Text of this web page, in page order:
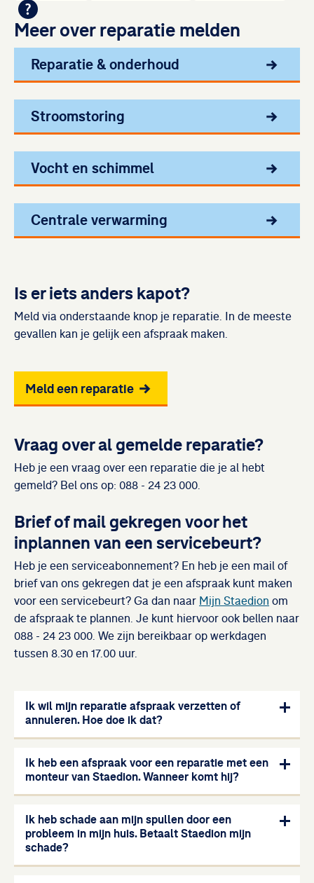
Meer over reparatie melden
Reparatie & onderhoud
Stroomstoring
Vocht en schimmel
Centrale verwarming
Is er iets anders kapot?
Meld via onderstaande knop je reparatie. In de meeste
gevallen kan je gelijk een afspraak maken.
Meld een reparatie
Vraag over al gemelde reparatie?
Heb je een vraag over een reparatie die je al hebt
gemeld? Bel ons op: 088 - 24 23 000.
Brief of mail gekregen voor het
inplannen van een servicebeurt?
Heb je een serviceabonnement? En heb je een mail of
brief van ons gekregen dat je een afspraak kunt maken
voor een servicebeurt? Ga dan naar Mijn Staedion om
de afspraak te plannen. Je kunt hiervoor ook bellen naar
088 - 24 23 000. We zijn bereikbaar op werkdagen
tussen 8.30 en 17.00 uur.
Veelgestelde vragen
Ik wil mijn reparatie afspraak verzetten of
annuleren. Hoe doe ik dat?
Ik heb een afspraak voor een reparatie met een
monteur van Staedion. Wanneer komt hij?
Ik heb schade aan mijn spullen door een
probleem in mijn huis. Betaalt Staedion mijn
schade?